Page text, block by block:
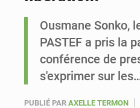
Ousmane Sonko,
PASTEF a pris la
conférence de
s'exprimer sur
PUBLIÉ PAR AXELLE TERMON